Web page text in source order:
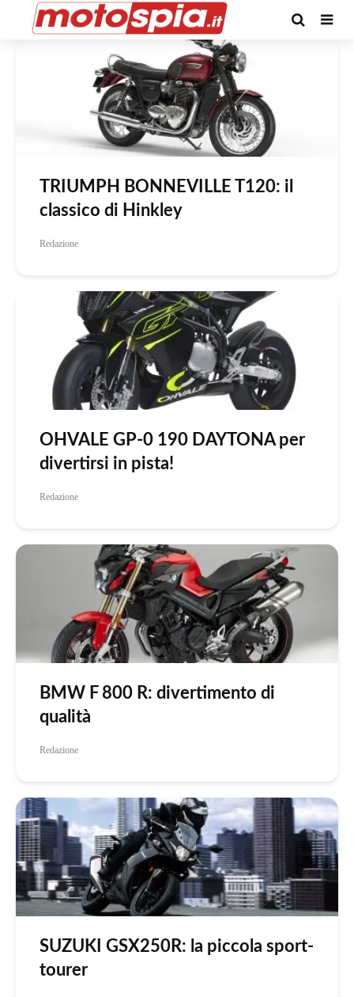
Tag -Motocatalogo 2018
TRIUMPH BONNEVILLE T120: il
classico di Hinkley
Redazione
OHVALE GP-0 190 DAYTONA per
divertirsi in pista!
Redazione
BMW F 800 R: divertimento di
qualità
Redazione
SUZUKI GSX250R: la piccola sport-
tourer